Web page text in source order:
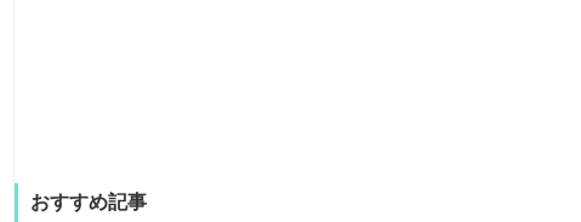
おすすめ記事